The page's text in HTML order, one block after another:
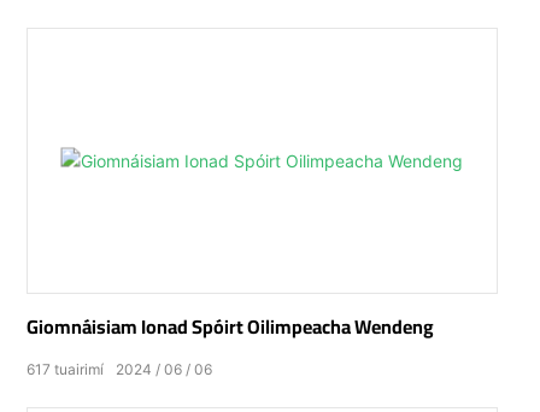
Giomnáisiam Ionad Spóirt Oilimpeacha Wendeng
2024 06 06
617 tuairimí